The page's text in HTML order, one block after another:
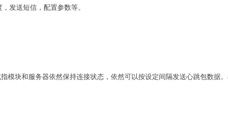
发送短信，配置参数等。
模块和服务器依然保持连接状态，依然可以按设定间隔发送心跳包数据